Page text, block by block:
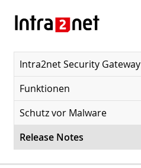
Intra2net Security Gateway
Funktionen
Schutz vor Malware
Release Notes